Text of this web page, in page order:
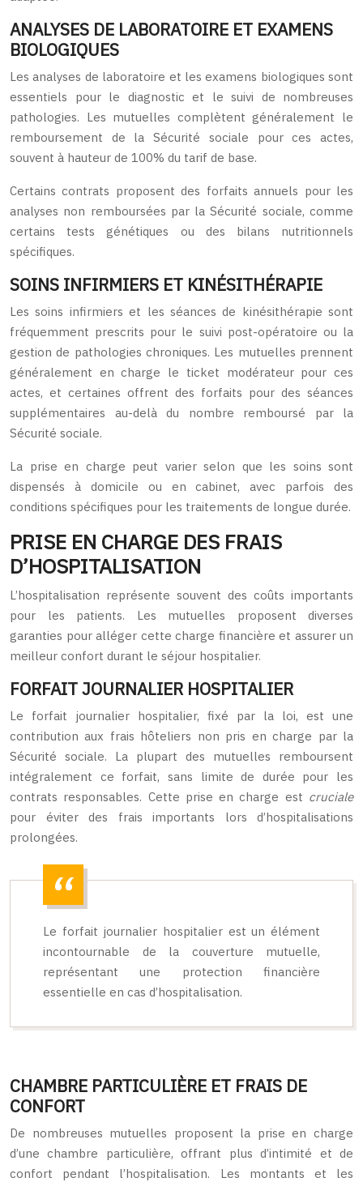
ANALYSES DE LABORATOIRE ET EXAMENS
BIOLOGIQUES
Les analyses de laboratoire et les examens biologiques sont
essentiels pour le diagnostic et le suivi de nombreuses
pathologies. Les mutuelles complètent généralement le
remboursement de la Sécurité sociale pour ces actes,
souvent à hauteur de 100% du tarif de base.
Certains contrats proposent des forfaits annuels pour les
analyses non remboursées par la Sécurité sociale, comme
certains tests génétiques ou des bilans nutritionnels
spécifiques.
SOINS INFIRMIERS ET KINÉSITHÉRAPIE
Les soins infirmiers et les séances de kinésithérapie sont
fréquemment prescrits pour le suivi post-opératoire ou la
gestion de pathologies chroniques. Les mutuelles prennent
généralement en charge le ticket modérateur pour ces
actes, et certaines offrent des forfaits pour des séances
supplémentaires au-delà du nombre remboursé par la
Sécurité sociale.
La prise en charge peut varier selon que les soins sont
dispensés à domicile ou en cabinet, avec parfois des
conditions spécifiques pour les traitements de longue durée.
PRISE EN CHARGE DES FRAIS
D’HOSPITALISATION
L’hospitalisation représente souvent des coûts importants
pour les patients. Les mutuelles proposent diverses
garanties pour alléger cette charge financière et assurer un
meilleur confort durant le séjour hospitalier.
FORFAIT JOURNALIER HOSPITALIER
Le forfait journalier hospitalier, fixé par la loi, est une
contribution aux frais hôteliers non pris en charge par la
Sécurité sociale. La plupart des mutuelles remboursent
intégralement ce forfait, sans limite de durée pour les
contrats responsables. Cette prise en charge est cruciale
pour éviter des frais importants lors d’hospitalisations
prolongées.
Le forfait journalier hospitalier est un élément
incontournable de la couverture mutuelle,
représentant une protection financière
essentielle en cas d’hospitalisation.
CHAMBRE PARTICULIÈRE ET FRAIS DE
CONFORT
De nombreuses mutuelles proposent la prise en charge
d’une chambre particulière, offrant plus d’intimité et de
confort pendant l’hospitalisation. Les montants et les